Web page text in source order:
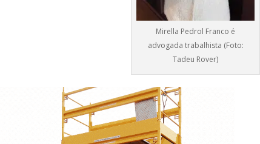
Mirella Pedrol Franco é
advogada trabalhista (Foto:
Tadeu Rover)